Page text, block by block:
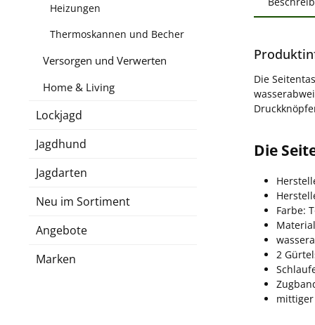
Heizungen
Thermoskannen und Becher
Versorgen und Verwerten
Home & Living
Lockjagd
Jagdhund
Jagdarten
Neu im Sortiment
Angebote
Marken
Die
Die
Farbe:
2